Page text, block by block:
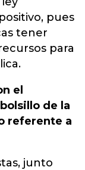
o, pues
tener
para
el
de la
referente a
junto